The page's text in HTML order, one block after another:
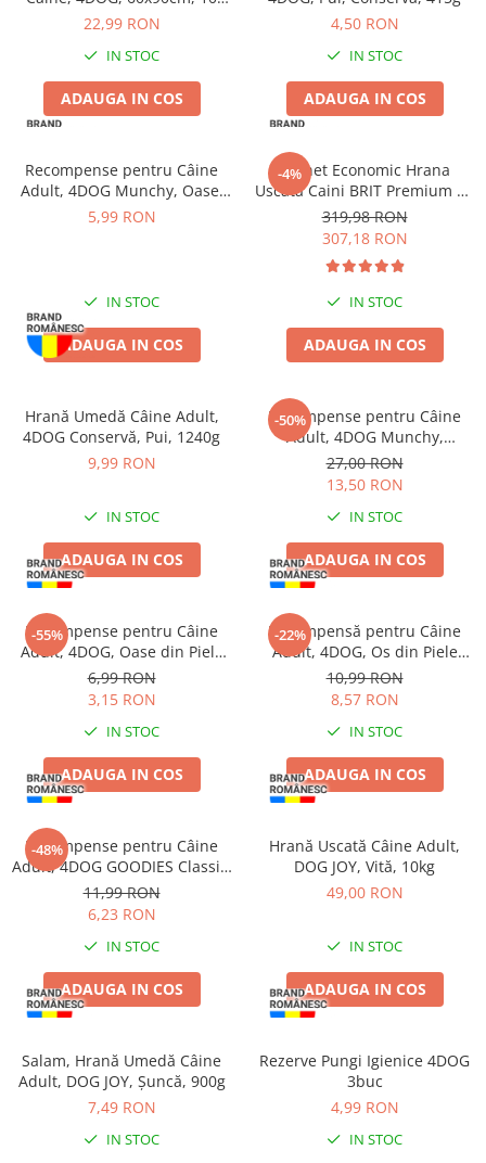
Proteice
Cremoase
Semi-umede
Pernuțe
Îngrijire Câini
Igienă Câini
Șampoane Câini
Perii & Piepteni
Accesorii Câini
Culcușuri & Saltele Câini
Cuști și Genți
Zgărzi, Lese & Hamuri
Jucării Câini
Pernuțe
Semi-umede
Umede
Îngrijire Pisici
Igienă Pisici
Antiparazitare Pisici
Accesorii Pisici
Culcușuri & Saltele Pisici
Ansambluri Pisici
Cuști & Genți Pisici
Litiere Pisici
Jucării Pisici
bucăți
22,99 RON
IN STOC
ADAUGA IN COS
4,50 RON
IN STOC
ADAUGA IN COS
Recompense pentru Câine
Adult, 4DOG Munchy, Oase,
Vită, 10cm, 3 bucăți
5,99 RON
IN STOC
ADAUGA IN COS
-4%
Pachet Economic Hrana
Uscata Caini BRIT Premium by
Nature Medium Adult 2x15kg
319,98 RON
307,18 RON
IN STOC
ADAUGA IN COS
Hrană Umedă Câine Adult,
4DOG Conservă, Pui, 1240g
9,99 RON
IN STOC
ADAUGA IN COS
-50%
Recompense pentru Câine
Adult, 4DOG Munchy,
Batoane, Vită, 12.5cm, 100
bucăți
27,00 RON
13,50 RON
IN STOC
ADAUGA IN COS
-55%
Recompense pentru Câine
Adult, 4DOG, Oase din Piele
Presată, 8.5cm, 3 bucăți
6,99 RON
3,15 RON
IN STOC
ADAUGA IN COS
-22%
Recompensă pentru Câine
Adult, 4DOG, Os din Piele
Presată, 22cm
10,99 RON
8,57 RON
IN STOC
ADAUGA IN COS
-48%
Recompense pentru Câine
Adult, 4DOG GOODIES Classic,
Sticks cu Pui și Orez, 100g
11,99 RON
6,23 RON
IN STOC
ADAUGA IN COS
Hrană Uscată Câine Adult,
DOG JOY, Vită, 10kg
49,00 RON
IN STOC
ADAUGA IN COS
Salam, Hrană Umedă Câine
Adult, DOG JOY, Șuncă, 900g
7,49 RON
IN STOC
Rezerve Pungi Igienice 4DOG
3buc
4,99 RON
IN STOC